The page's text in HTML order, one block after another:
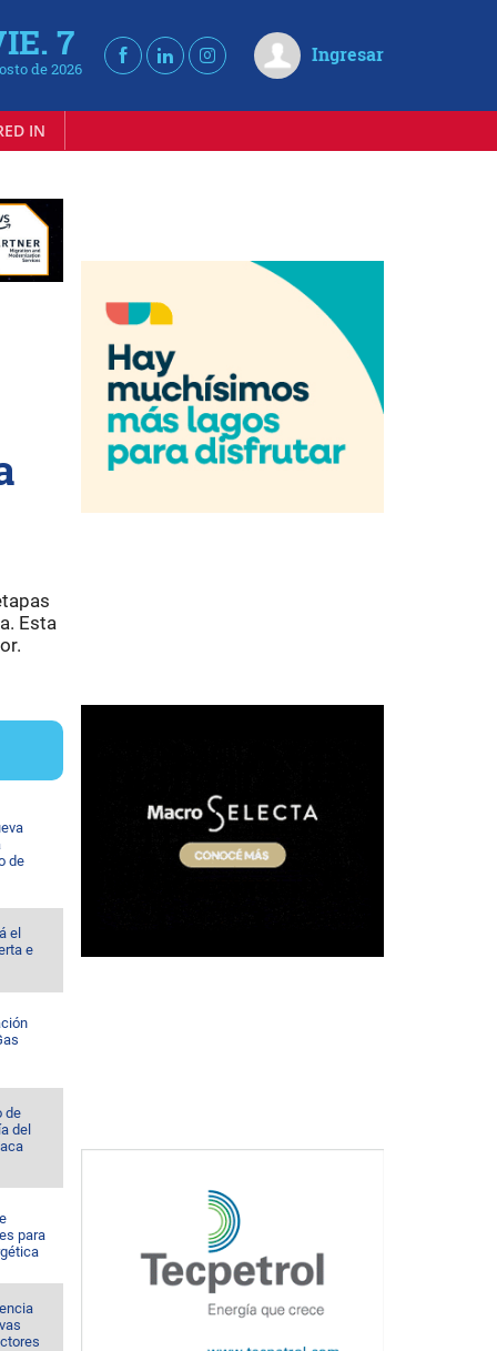
7
de 2026
Ingresar
IN
Esta
de
el
e
de
del
para